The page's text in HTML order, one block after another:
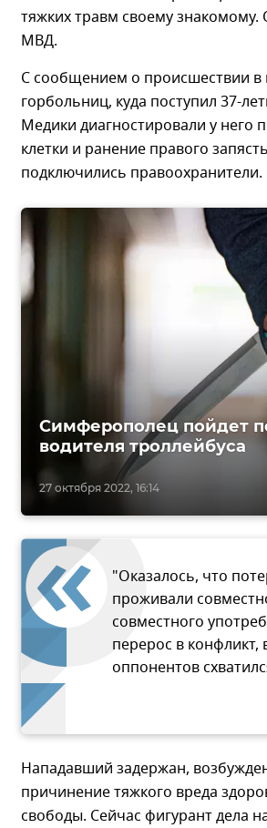
тяжких травм своему
МВД.
С сообщением о происшествии
горбольниц, куда поступил 37-
Медики диагностировали у
клетки и ранение правого
подключились правоохранители.
27 октября 2022, 16:14
Симферополец пойдет
водителя троллейбуса
"Оказалось, что
проживали
совместного
перерос в конфликт,
оппонентов
Нападавший задержан,
причинение тяжкого вреда
свободы. Сейчас фигурант дела